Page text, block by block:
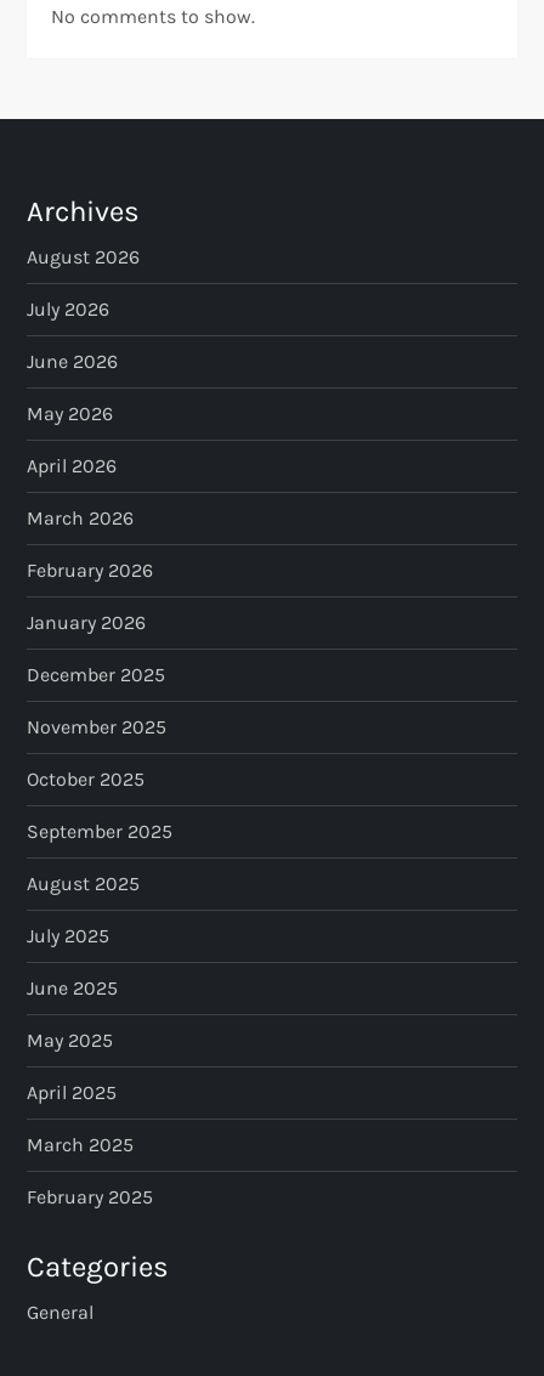
No comments to show.
Archives
August 2026
July 2026
June 2026
May 2026
April 2026
March 2026
February 2026
January 2026
December 2025
November 2025
October 2025
September 2025
August 2025
July 2025
June 2025
May 2025
April 2025
March 2025
February 2025
Categories
General